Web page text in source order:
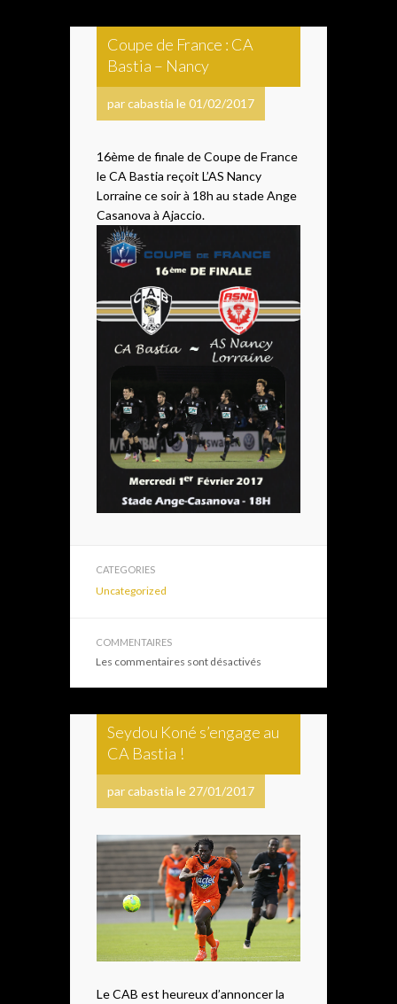
Coupe de France : CA
Bastia – Nancy
par cabastia le 01/02/2017
16ème de finale de Coupe de France
le CA Bastia reçoit L’AS Nancy
Lorraine ce soir à 18h au stade Ange
Casanova à Ajaccio.
CATEGORIES
Uncategorized
COMMENTAIRES
Les commentaires sont désactivés
Seydou Koné s’engage au
CA Bastia !
par cabastia le 27/01/2017
Le CAB est heureux d’annoncer la